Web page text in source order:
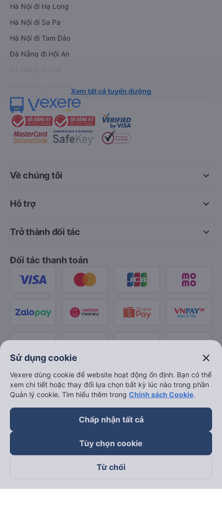
Hà Nội đi Hạ Long
Hà Nội đi Sa Pa
Hà Nội đi Tam Đảo
Đà Nẵng đi Hội An
Xem tất cả tuyến đường
keyboard_arrow_down
Về chúng tôi
keyboard_arrow_down
Hỗ trợ
keyboard_arrow_down
Trở thành đối tác
Đối tác thanh toán
Theo dõi chúng tôi trên
Sử dụng cookie close
Vexere dùng cookie để website hoạt động ổn định. Bạn có thể
xem chi tiết hoặc thay đổi lựa chọn bất kỳ lúc nào trong phần
Quản lý cookie. Tìm hiểu thêm trong Chính sách Cookie.
Chấp nhận tất cả
Tùy chọn cookie
Từ chối